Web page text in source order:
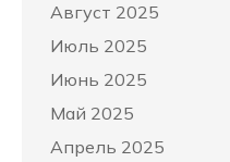
Август 2025
Июль 2025
Июнь 2025
Май 2025
Апрель 2025